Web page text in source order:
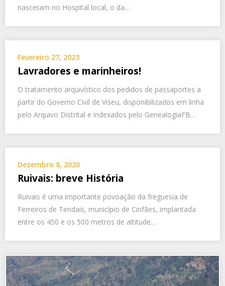
nasceram no Hospital local, o da…
Fevereiro 27, 2023
Lavradores e marinheiros!
O tratamento arquivístico dos pedidos de passaportes a
partir do Governo Civil de Viseu, disponibilizados em linha
pelo Arquivo Distrital e indexados pelo GenealogiaFB…
Dezembro 8, 2020
Ruivais: breve História
Ruivais é uma importante povoação da freguesia de
Ferreiros de Tendais, município de Cinfães, implantada
entre os 450 e os 500 metros de altitude…